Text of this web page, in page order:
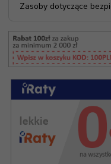
Zasoby dotyczące